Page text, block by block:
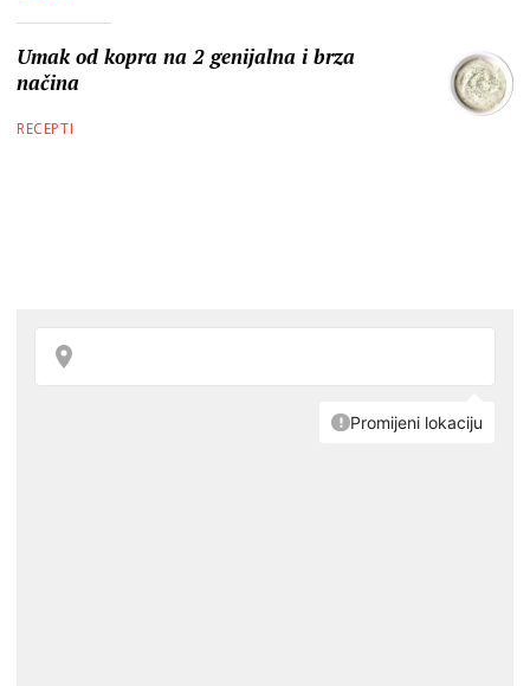
Umak od kopra na 2 genijalna i brza
načina
RECEPTI